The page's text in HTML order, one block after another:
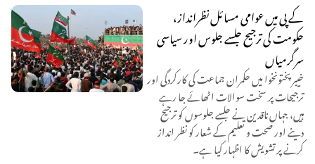
کے پی میں عوامی مسائل نظرانداز،
حکومت کی ترجیح جلسے جلوس اور سیاسی
سرگرمیاں
خیبر پختونخوا میں حکمران جماعت کی کارکردگی اور
ترجیحات پر سخت سوالات اٹھائے جا رہے
ہیں، جہاں ناقدین نے جلسے جلوسوں کو ترجیح
دینے اور صحت و تعلیم کے شعار کو نظر انداز
کرنے پر تشویش کا اظہار کیا ہے۔